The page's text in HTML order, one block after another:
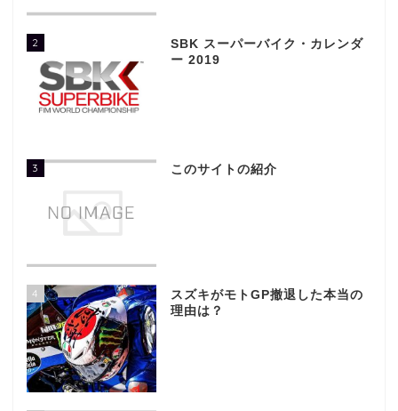
2
SBK スーパーバイク・カレンダ
ー 2019
3 このサイトの紹介
4
スズキがモトGP撤退した本当の
理由は？